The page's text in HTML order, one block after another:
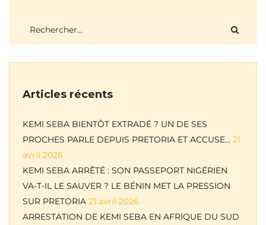
Articles récents
KEMI SEBA BIENTÔT EXTRADÉ ? UN DE SES
PROCHES PARLE DEPUIS PRETORIA ET ACCUSE… 21
avril 2026
KEMI SEBA ARRÊTÉ : SON PASSEPORT NIGÉRIEN
VA-T-IL LE SAUVER ? LE BÉNIN MET LA PRESSION
SUR PRETORIA 21 avril 2026
ARRESTATION DE KEMI SEBA EN AFRIQUE DU SUD